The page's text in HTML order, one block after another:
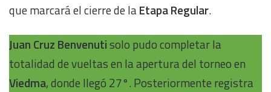
que marcará el cierre de laEtapa Regular.
Juan Cruz Benvenutisolo pudo completar la
totalidad de vueltas en la apertura del torneo en
Viedma, donde llegó 27°. Posteriormente registra